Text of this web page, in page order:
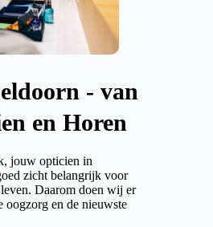
- van
en Horen
jouw opticien in
zicht belangrijk voor
Daarom doen wij er
oogzorg en de nieuwste